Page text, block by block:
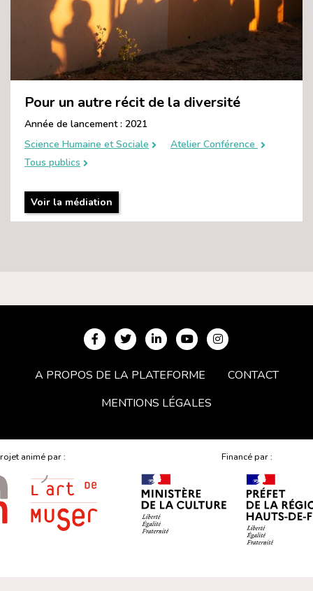
Pour un autre récit de la diversité
Année de lancement : 2021
Science Humaine et Sociale
Atelier Conférence
Tous publics
Voir la médiation
A PROPOS DE LA PLATEFORME
CONTACT
MENTIONS LÉGALES
animé par : Financé par :